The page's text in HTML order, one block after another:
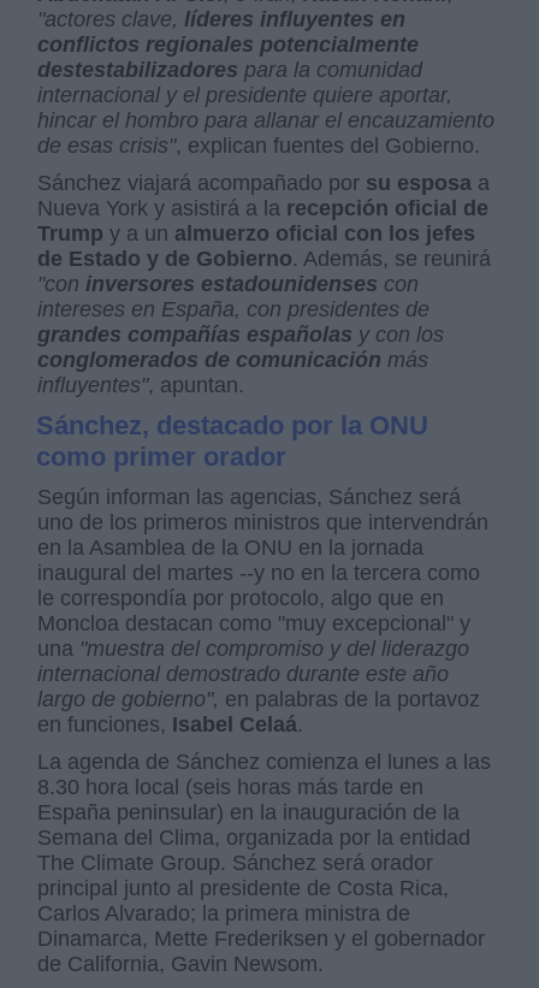
"actores clave, líderes influyentes en
conflictos regionales potencialmente
destestabilizadores para la comunidad
internacional y el presidente quiere aportar,
hincar el hombro para allanar el encauzamiento
de esas crisis", explican fuentes del Gobierno.
Sánchez viajará acompañado por su esposa a
Nueva York y asistirá a la recepción oficial de
Trump y a un almuerzo oficial con los jefes
de Estado y de Gobierno. Además, se reunirá
"coninversores estadounidenses con
intereses en España, con presidentes de
grandes compañías españolas y con los
conglomerados de comunicación más
influyentes", apuntan.
Sánchez, destacado por la ONU
como primer orador
Según informan las agencias, Sánchez será
uno de los primeros ministros que intervendrán
en la Asamblea de la ONU en la jornada
inaugural del martes --y no en la tercera como
le correspondía por protocolo, algo que en
Moncloa destacan como "muy excepcional" y
una "muestra del compromiso y del liderazgo
internacional demostrado durante este año
largo de gobierno", en palabras de la portavoz
en funciones, Isabel Celaá.
La agenda de Sánchez comienza el lunes a las
8.30 hora local (seis horas más tarde en
España peninsular) en la inauguración de la
Semana del Clima, organizada por la entidad
The Climate Group. Sánchez será orador
principal junto al presidente de Costa Rica,
Carlos Alvarado; la primera ministra de
Dinamarca, Mette Frederiksen y el gobernador
de California, Gavin Newsom.